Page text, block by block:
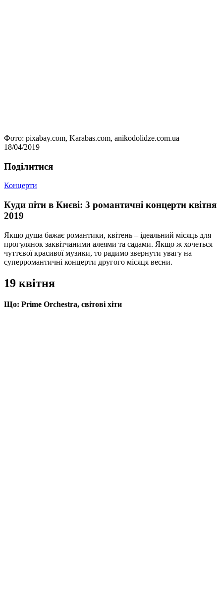
Фото: pixabay.com, Karabas.com, anikodolidze.com.ua
18/04/2019
Подiлитися
Концерти
Куди піти в Києві: 3 романтичні концерти квітня
2019
Якщо душа бажає романтики, квітень – ідеальний місяць для
прогулянок заквітчаними алеями та садами. Якщо ж хочеться
чуттєвої красивої музики, то радимо звернути увагу на
суперромантичні концерти другого місяця весни.
19 квітня
Що: Prime Orchestra, світові хіти